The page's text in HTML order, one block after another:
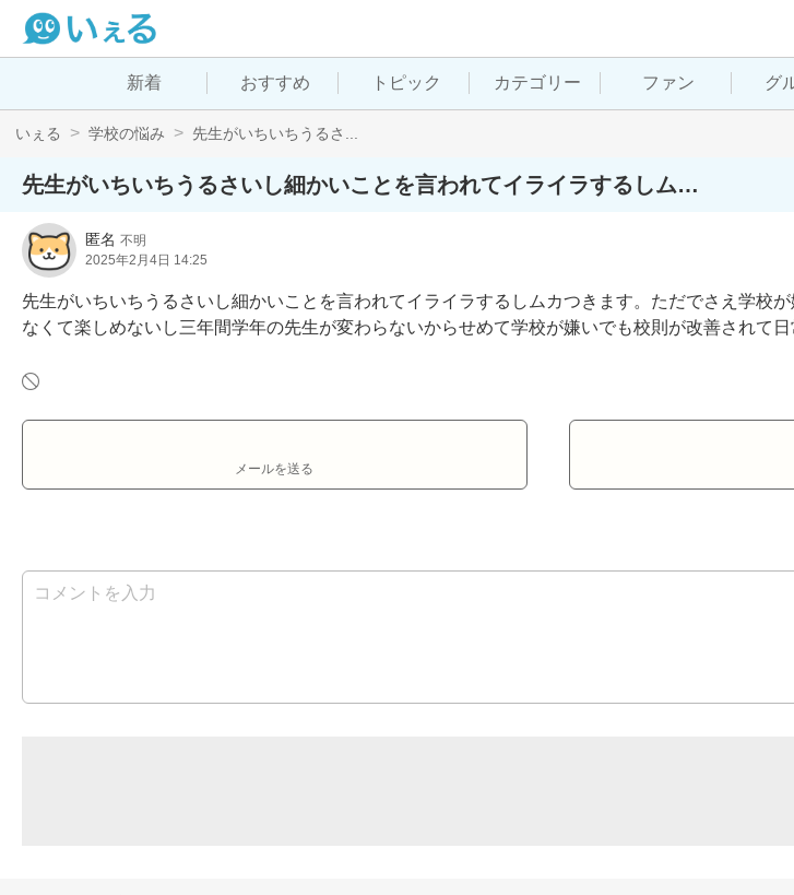
新着 おすすめ トピック カテゴリー ファン グ
いぇる 学校の悩み 先生がいちいちうるさ...
先生がいちいちうるさいし細かいことを言われてイライラするしム…
匿名 不明
2025年2月4日 14:25
先生がいちいちうるさいし細かいことを言われてイライラするしムカつきます。ただでさえ学校
なくて楽しめないし三年間学年の先生が変わらないからせめて学校が嫌いでも校則が改善されて
メールを送る